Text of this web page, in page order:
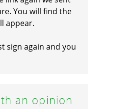
You will find the
appear.
sign again and you
an opinion